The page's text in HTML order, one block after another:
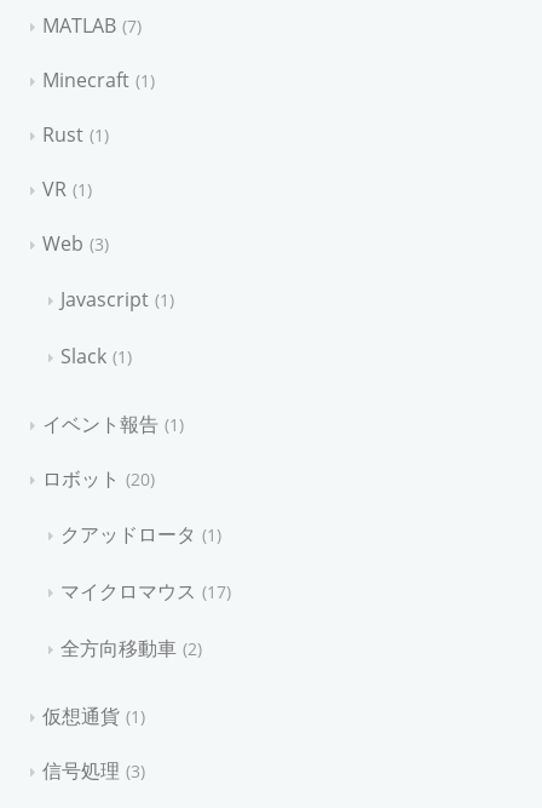
MATLAB 7
Minecraft 1
Rust 1
VR 1
Web 3
Javascript 1
Slack 1
イベント報告 1
ロボット 20
クアッドロータ 1
マイクロマウス 17
全方向移動車 2
仮想通貨 1
信号処理 3